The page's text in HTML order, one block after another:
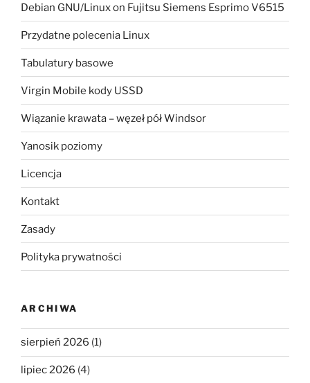
Debian GNU/Linux on Fujitsu Siemens Esprimo V6515
Przydatne polecenia Linux
Tabulatury basowe
Virgin Mobile kody USSD
Wiązanie krawata – węzeł pół Windsor
Yanosik poziomy
Licencja
Kontakt
Zasady
Polityka prywatności
ARCHIWA
sierpień 2026 (1)
lipiec 2026 (4)